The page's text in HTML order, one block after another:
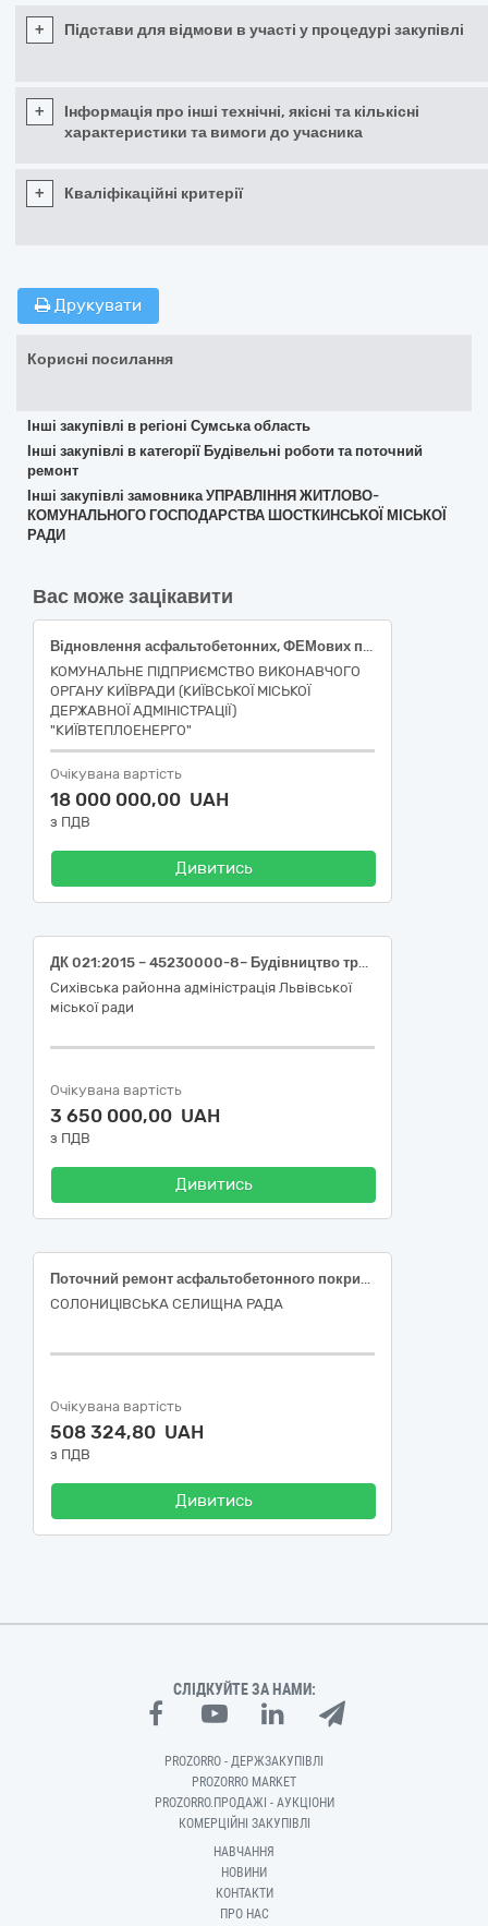
+ Підстави для відмови в участі у процедурі закупівлі
+
Інформація про інші технічні, якісні та кількісні
характеристики та вимоги до учасника
+ Кваліфікаційні критерії
Друкувати
Корисні посилання
Інші закупівлі в регіоні Сумська область
Інші закупівлі в категорії Будівельні роботи та поточний
ремонт
Інші закупівлі замовника УПРАВЛІННЯ ЖИТЛОВО-
КОМУНАЛЬНОГО ГОСПОДАРСТВА ШОСТКИНСЬКОЇ МІСЬКОЇ
РАДИ
Вас може зацікавити
Відновлення асфальтобетонних, ФЕМових покриттів місць розриттів після усунення пошкоджень на теплових мережах у Оболонському, Подільському та Шевченківському адміністративних районах м. Києва
КОМУНАЛЬНЕ ПІДПРИЄМСТВО ВИКОНАВЧОГО
ОРГАНУ КИЇВРАДИ (КИЇВСЬКОЇ МІСЬКОЇ
ДЕРЖАВНОЇ АДМІНІСТРАЦІЇ)
"КИЇВТЕПЛОЕНЕРГО"
Очікувана вартість
18 000 000,00 UAH
з ПДВ
Дивитись
ДК 021:2015 – 45230000-8– Будівництво трубопроводів, ліній зв’язку та електропередач, шосе, доріг, аеродромів і залізничних доріг; вирівнювання поверхонь – Послуги з поточного ремонту вулично-дорожньої мережі на території Сихівського району м.Львова
Сихівська районна адміністрація Львівської
міської ради
Очікувана вартість
3 650 000,00 UAH
з ПДВ
Дивитись
Поточний ремонт асфальтобетонного покриття дороги по вул. Маріїнська в с-щі Солоницівка Харківського району Харківської області
СОЛОНИЦІВСЬКА СЕЛИЩНА РАДА
Очікувана вартість
508 324,80 UAH
з ПДВ
Дивитись
СЛІДКУЙТЕ ЗА НАМИ:
PROZORRO - ДЕРЖЗАКУПІВЛІ
PROZORRO MARKET
PROZORRO.ПРОДАЖІ - АУКЦІОНИ
КОМЕРЦІЙНІ ЗАКУПІВЛІ
НАВЧАННЯ
НОВИНИ
КОНТАКТИ
ПРО НАС